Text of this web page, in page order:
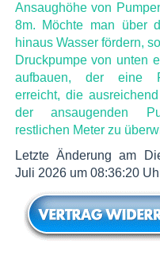
Ansaughöhe von
8m. Möchte man über
hinaus Wasser fördern,
Druckpumpe von unten
aufbauen, der eine
erreicht, die
der ansaugenden
restlichen Meter zu
Letzte Änderung am
Juli 2026 um 08:36:20